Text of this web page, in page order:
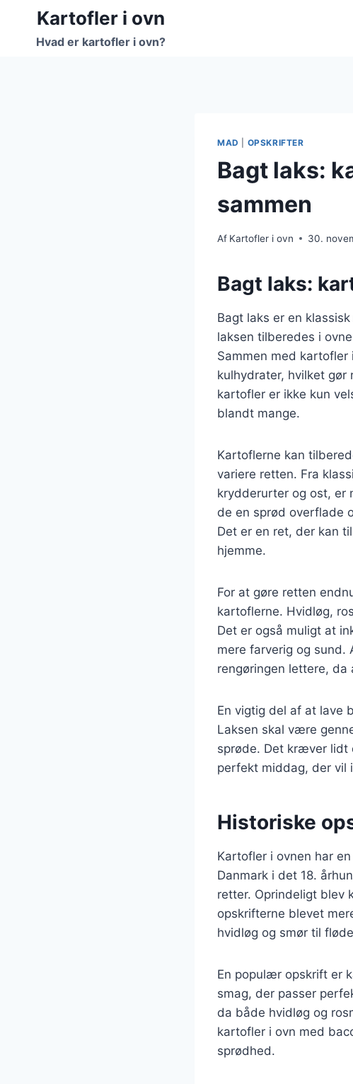
Fortsæt
indhold
Kartofler i ovn
Hvad er kartofler i ovn?
MAD OPSKRIFTER
Bagt laks:
sammen
Af Kartofler i ovn 30.
Bagt laks:
Bagt laks er en
laksen tilberedes i
Sammen med
kulhydrater, hvilket gør
kartofler er ikke kun
blandt mange.
Kartoflerne kan
variere retten. Fra
krydderurter og ost, er
de en sprød overflade
Det er en ret, der kan
hjemme.
For at gøre retten
kartoflerne. Hvidløg,
Det er også muligt at
mere farverig og sund.
rengøringen lettere, da
En vigtig del af at lave
Laksen skal være
sprøde. Det kræver lidt
perfekt middag, der vil
Historiske
Kartofler i ovnen har
Danmark i det 18.
retter. Oprindeligt blev
opskrifterne blevet
hvidløg og smør til
En populær opskrift er
smag, der passer
da både hvidløg og
kartofler i ovn med
sprødhed.